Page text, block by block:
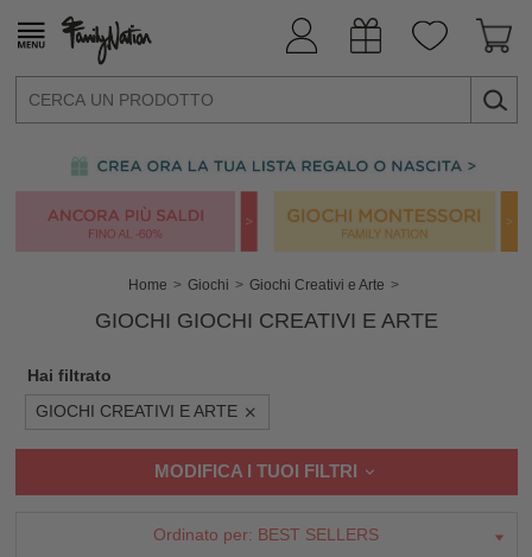
Home Giochi Giochi Creativi e Arte
GIOCHI GIOCHI CREATIVI E ARTE
Hai filtrato
GIOCHI CREATIVI E ARTE
MODIFICA I TUOI FILTRI
Ordinato per: BEST SELLERS